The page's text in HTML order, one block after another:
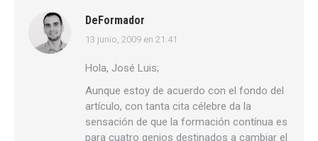
DeFormador
dice:
13 junio, 2009 en 21:41
Hola, José Luis;
Aunque estoy de acuerdo con el fondo del
artículo, con tanta cita célebre da la
sensación de que la formación contínua es
para cuatro genios destinados a cambiar el